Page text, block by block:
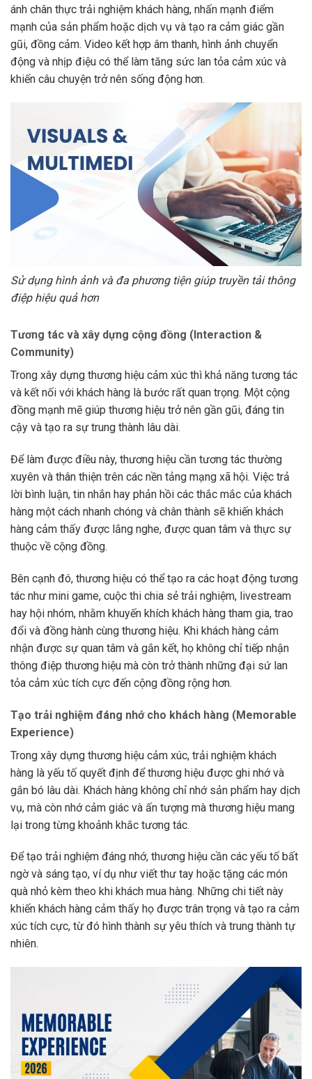
ánh chân thực trải nghiệm khách hàng, nhấn mạnh điểm
mạnh của sản phẩm hoặc dịch vụ và tạo ra cảm giác gần
gũi, đồng cảm. Video kết hợp âm thanh, hình ảnh chuyển
động và nhịp điệu có thể làm tăng sức lan tỏa cảm xúc và
khiến câu chuyện trở nên sống động hơn.
Sử dụng hình ảnh và đa phương tiện giúp truyền tải thông
điệp hiệu quả hơn
Tương tác và xây dựng cộng đồng (Interaction &
Community)
Trong xây dựng thương hiệu cảm xúc thì khả năng tương tác
và kết nối với khách hàng là bước rất quan trọng. Một cộng
đồng mạnh mẽ giúp thương hiệu trở nên gần gũi, đáng tin
cậy và tạo ra sự trung thành lâu dài.
Để làm được điều này, thương hiệu cần tương tác thường
xuyên và thân thiện trên các nền tảng mạng xã hội. Việc trả
lời bình luận, tin nhắn hay phản hồi các thắc mắc của khách
hàng một cách nhanh chóng và chân thành sẽ khiến khách
hàng cảm thấy được lắng nghe, được quan tâm và thực sự
thuộc về cộng đồng.
Bên cạnh đó, thương hiệu có thể tạo ra các hoạt động tương
tác như mini game, cuộc thi chia sẻ trải nghiệm, livestream
hay hội nhóm, nhằm khuyến khích khách hàng tham gia, trao
đổi và đồng hành cùng thương hiệu. Khi khách hàng cảm
nhận được sự quan tâm và gắn kết, họ không chỉ tiếp nhận
thông điệp thương hiệu mà còn trở thành những đại sứ lan
tỏa cảm xúc tích cực đến cộng đồng rộng hơn.
Tạo trải nghiệm đáng nhớ cho khách hàng (Memorable
Experience)
Trong xây dựng thương hiệu cảm xúc, trải nghiệm khách
hàng là yếu tố quyết định để thương hiệu được ghi nhớ và
gắn bó lâu dài. Khách hàng không chỉ nhớ sản phẩm hay dịch
vụ, mà còn nhớ cảm giác và ấn tượng mà thương hiệu mang
lại trong từng khoảnh khắc tương tác.
Để tạo trải nghiệm đáng nhớ, thương hiệu cần các yếu tố bất
ngờ và sáng tạo, ví dụ như viết thư tay hoặc tặng các món
quà nhỏ kèm theo khi khách mua hàng. Những chi tiết này
khiến khách hàng cảm thấy họ được trân trọng và tạo ra cảm
xúc tích cực, từ đó hình thành sự yêu thích và trung thành tự
nhiên.